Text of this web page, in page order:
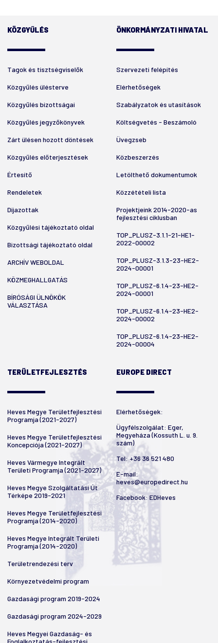
KÖZGYŰLÉS
Tagok és tisztségviselők
Közgyűlés ülésterve
Közgyűlés bizottságai
Közgyűlés jegyzőkönyvek
Zárt ülésen hozott döntések
Közgyűlés előterjesztések
Értesítő
Rendeletek
Díjazottak
Közgyűlési tájékoztató oldal
Bizottsági tájékoztató oldal
ARCHÍV WEBOLDAL
KÖZMEGHALLGATÁS
BÍRÓSÁGI ÜLNÖKÖK
VÁLASZTÁSA
ÖNKORMÁNYZATI HIVATAL
Szervezeti felépítés
Elérhetőségek
Szabályzatok és utasítások
Költségvetés - Beszámoló
Üvegzseb
Közbeszerzés
Letölthető dokumentumok
Közzétételi lista
Projektjeink 2014-2020-as
fejlesztési ciklusban
TOP_PLUSZ-3.1.1-21-HE1-
2022-00002
TOP_PLUSZ-3.1.3-23-HE2-
2024-00001
TOP_PLUSZ-6.1.4-23-HE2-
2024-00001
TOP_PLUSZ-6.1.4-23-HE2-
2024-00002
TOP_PLUSZ-6.1.4-23-HE2-
2024-00004
TERÜLETFEJLESZTÉS
Heves Megye Területfejlesztési
Programja (2021-2027)
Heves Megye Területfejlesztési
Koncepciója (2021-2027)
Heves Vármegye Integrált
Területi Programja (2021-2027)
Heves Megye Szolgáltatási Út
Térképe 2019-2021
Heves Megye Területfejlesztési
Programja (2014-2020)
Heves Megye Integrált Területi
Programja (2014-2020)
Területrendezési terv
Környezetvédelmi program
Gazdasági program 2019-2024
Gazdasági program 2024-2029
Heves Megyei Gazdaság- és
EUROPE DIRECT
Elérhetőségek:
Ügyfélszolgálat: Eger,
Megyeháza (Kossuth L. u. 9.
szám)
Tel:+36 36 521 480
E-mail:
heves@europedirect.hu
Facebook: EDHeves